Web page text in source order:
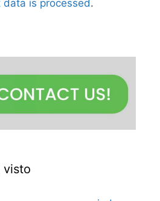
is processed.
visto